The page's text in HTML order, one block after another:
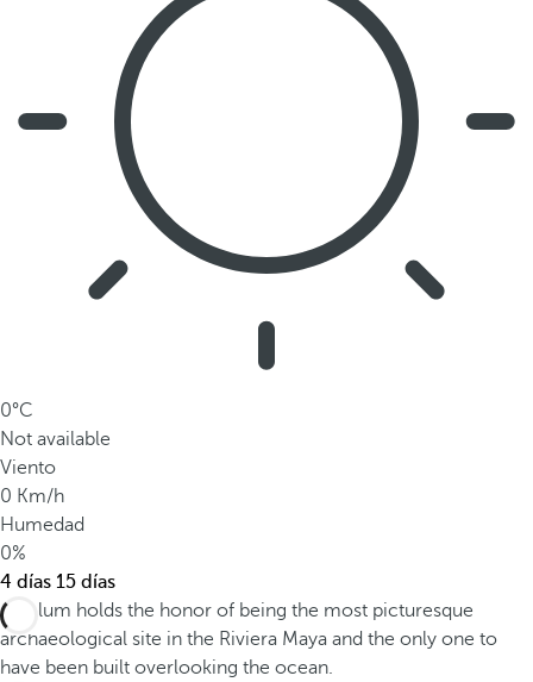
0°C
Not available
Viento
0 Km/h
Humedad
0%
4 días 15 días